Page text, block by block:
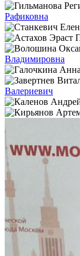
Рафиковна
Владимировна
Валериевич